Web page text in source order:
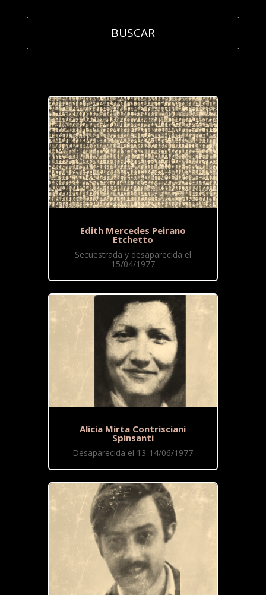
Edith Mercedes Peirano
Etchetto
Secuestrada y desaparecida el
15/04/1977
Alicia Mirta Contrisciani
Spinsanti
Desaparecida el 13-14/06/1977